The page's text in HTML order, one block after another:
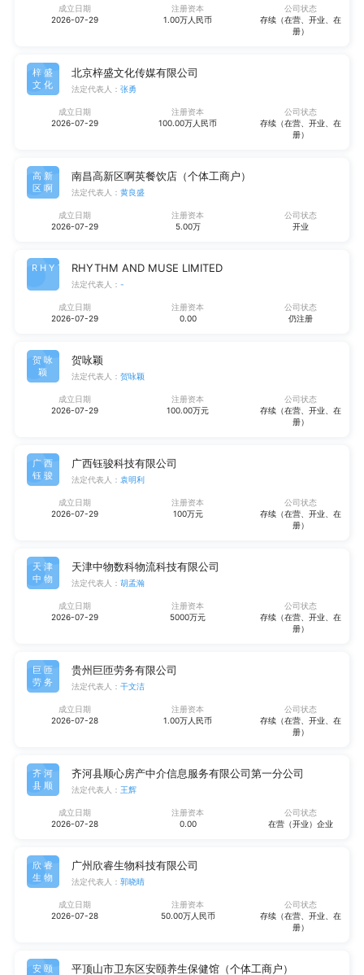
成立日期
2026-07-29
注册资本
1.00万人民币
公司状态
存续（在营、开业、在
册）
梓盛
文化
北京梓盛文化传媒有限公司
法定代表人： 张勇
成立日期
2026-07-29
注册资本
100.00万人民币
公司状态
存续（在营、开业、在
册）
高新
区啊
南昌高新区啊英餐饮店（个体工商户）
法定代表人： 黄良盛
成立日期
2026-07-29
注册资本
5.00万
公司状态
开业
RHYT RHYTHM AND MUSE LIMITED
法定代表人： -
成立日期
2026-07-29
注册资本
0.00
公司状态
仍注册
贺咏
颖
贺咏颖
法定代表人： 贺咏颖
成立日期
2026-07-29
注册资本
100.00万元
公司状态
存续（在营、开业、在
册）
广西
钰骏
广西钰骏科技有限公司
法定代表人： 袁明利
成立日期
2026-07-29
注册资本
100万元
公司状态
存续（在营、开业、在
册）
天津
中物
天津中物数科物流科技有限公司
法定代表人： 胡孟瀚
成立日期
2026-07-29
注册资本
5000万元
公司状态
存续（在营、开业、在
册）
巨匝
劳务
贵州巨匝劳务有限公司
法定代表人： 干文洁
成立日期
2026-07-28
注册资本
1.00万人民币
公司状态
存续（在营、开业、在
册）
齐河
县顺
齐河县顺心房产中介信息服务有限公司第一分公司
法定代表人： 王辉
成立日期
2026-07-28
注册资本
0.00
公司状态
在营（开业）企业
欣睿
生物
广州欣睿生物科技有限公司
法定代表人： 郭晓晴
成立日期
2026-07-28
注册资本
50.00万人民币
公司状态
存续（在营、开业、在
册）
安颐 平顶山市卫东区安颐养生保健馆（个体工商户）